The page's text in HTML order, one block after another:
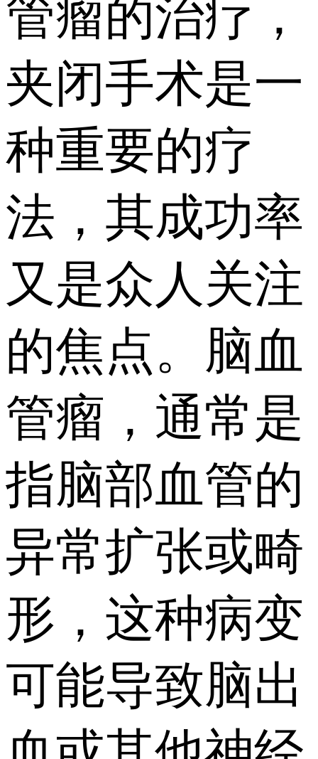
管瘤的治疗，
夹闭手术是一
种重要的疗
法，其成功率
又是众人关注
的焦点。脑血
管瘤，通常是
指脑部血管的
异常扩张或畸
形，这种病变
可能导致脑出